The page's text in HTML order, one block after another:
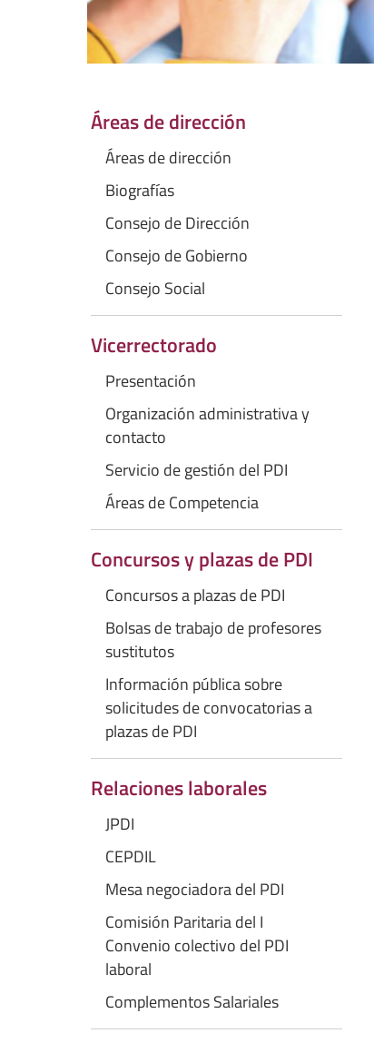
Áreas de dirección
Áreas de dirección
Biografías
Consejo de Dirección
Consejo de Gobierno
Consejo Social
Vicerrectorado
Presentación
Organización administrativa y
contacto
Servicio de gestión del PDI
Áreas de Competencia
Concursos y plazas de PDI
Concursos a plazas de PDI
Bolsas de trabajo de profesores
sustitutos
Información pública sobre
solicitudes de convocatorias a
plazas de PDI
Relaciones laborales
JPDI
CEPDIL
Mesa negociadora del PDI
Comisión Paritaria del I
Convenio colectivo del PDI
laboral
Complementos Salariales